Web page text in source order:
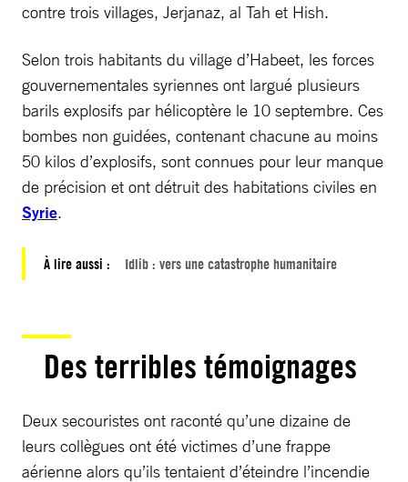
contre trois villages, Jerjanaz, al Tah et Hish.
Selon trois habitants du village d’Habeet, les forces
gouvernementales syriennes ont largué plusieurs
barils explosifs par hélicoptère le 10 septembre. Ces
bombes non guidées, contenant chacune au moins
50 kilos d’explosifs, sont connues pour leur manque
de précision et ont détruit des habitations civiles en
Syrie.
À lire aussi : Idlib : vers une catastrophe humanitaire
Des terribles témoignages
Deux secouristes ont raconté qu’une dizaine de
leurs collègues ont été victimes d’une frappe
aérienne alors qu’ils tentaient d’éteindre l’incendie